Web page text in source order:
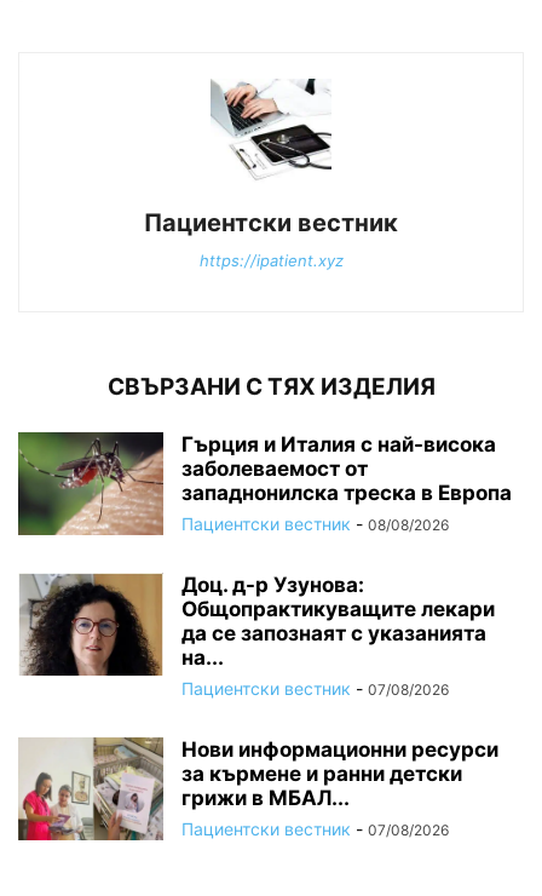
Пациентски вестник
https://ipatient.xyz
СВЪРЗАНИ С ТЯХ ИЗДЕЛИЯ
Гърция и Италия с най-висока
заболеваемост от
западнонилска треска в Европа
Пациентски вестник - 08/08/2026
Доц. д-р Узунова:
Общопрактикуващите лекари
да се запознаят с указанията
на...
Пациентски вестник - 07/08/2026
Нови информационни ресурси
за кърмене и ранни детски
грижи в МБАЛ...
Пациентски вестник - 07/08/2026